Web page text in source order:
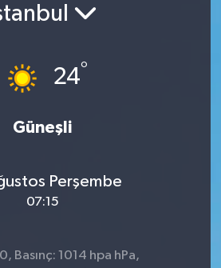
24°
Güneşli
Perşembe
07:15
Basınç: 1014 hpa hPa,